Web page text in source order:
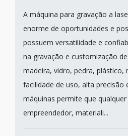
A máquina para gravação a
enorme de oportunidades e
possuem versatilidade e
na gravação e customização
madeira, vidro, pedra, plástico,
facilidade de uso, alta precisão
máquinas permite que
empreendedor, materiali...